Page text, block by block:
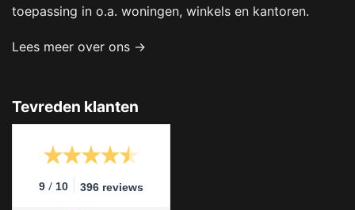
toepassing in o.a. woningen, winkels en kantoren.
Lees meer over ons →
Tevreden klanten
9 / 10 396 reviews